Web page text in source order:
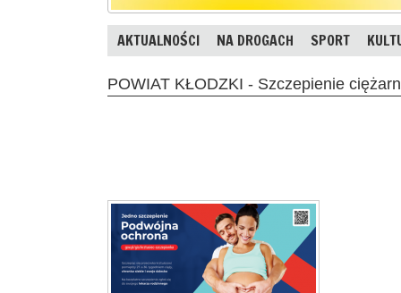
AKTUALNOŚCI NA DROGACH SPORT
POWIAT KŁODZKI - Szczepienie